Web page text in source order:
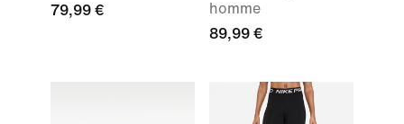
79,99 €
homme
89,99 €